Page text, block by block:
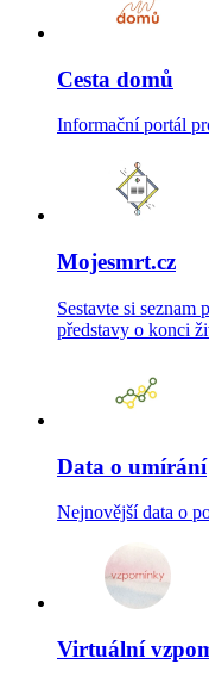
Cesta domů
Informační portál
Mojesmrt.cz
Sestavte si seznam
představy o konci
Data o umírání
Nejnovější data o
Virtuální